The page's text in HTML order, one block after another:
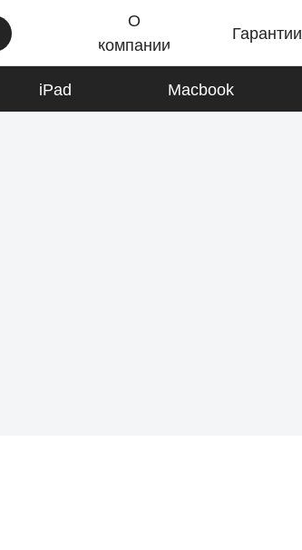
О
компании
Гарантии
iPad Macbook